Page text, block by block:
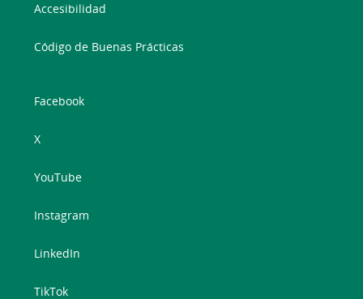
Accesibilidad
Código de Buenas Prácticas
Facebook
X
YouTube
Instagram
LinkedIn
TikTok